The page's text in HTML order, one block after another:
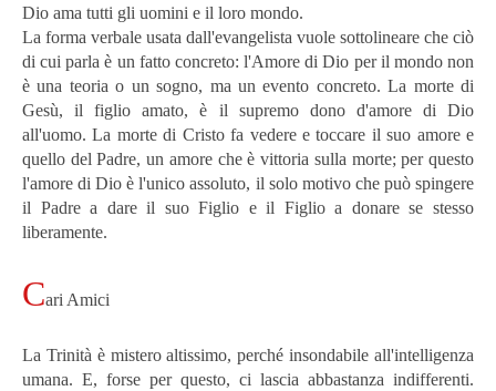
Dio ama tutti gli uomini e il loro mondo.
La forma verbale usata dall'evangelista vuole sottolineare che ciò
di cui parla è un fatto concreto: l'Amore di Dio per il mondo non
è una teoria o un sogno, ma un evento concreto. La morte di
Gesù, il figlio amato, è il supremo dono d'amore di Dio
all'uomo. La morte di Cristo fa vedere e toccare il suo amore e
quello del Padre, un amore che è vittoria sulla morte; per questo
l'amore di Dio è l'unico assoluto, il solo motivo che può spingere
il Padre a dare il suo Figlio e il Figlio a donare se stesso
liberamente.
Cari Amici
La Trinità è mistero altissimo, perché insondabile all'intelligenza
umana. E, forse per questo, ci lascia abbastanza indifferenti.